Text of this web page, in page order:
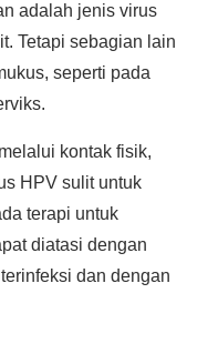
adalah jenis virus
Tetapi sebagian lain
seperti pada
kontak fisik,
HPV sulit untuk
terapi untuk
diatasi dengan
dan dengan